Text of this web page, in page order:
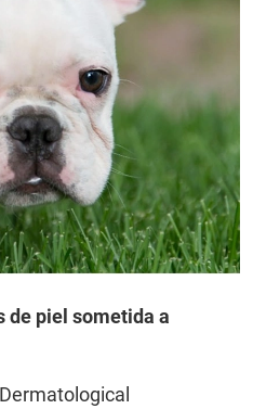
de piel sometida a